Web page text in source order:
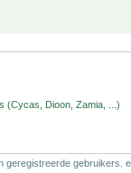
(Cycas, Dioon, Zamia, ...)
geregistreerde gebruikers.